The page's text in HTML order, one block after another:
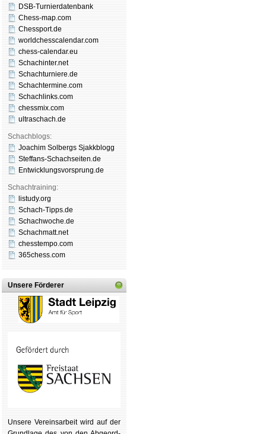
DSB-Turnierdatenbank
Chess-map.com
Chessport.de
worldchesscalendar.com
chess-calendar.eu
Schachinter.net
Schachturniere.de
Schachtermine.com
Schachlinks.com
chessmix.com
ultraschach.de
Schachblogs:
Joachim Solbergs Sjakkblogg
Steffans-Schachseiten.de
Entwicklungsvorsprung.de
Schachtraining:
listudy.org
Schach-Tipps.de
Schachwoche.de
Schachmatt.net
chesstempo.com
365chess.com
Unsere Förderer
Unsere Ver­eins­ar­beit wird auf der